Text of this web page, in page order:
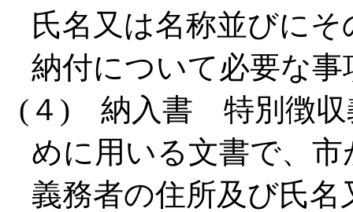
氏名又は名称並びに
納付について必要な
(４) 納入書 特別徴収
めに用いる文書で、
義務者の住所及び氏